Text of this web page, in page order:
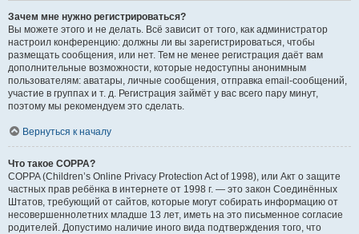
Зачем мне нужно регистрироваться?
Вы можете этого и не делать. Всё зависит от того, как администратор
настроил конференцию: должны ли вы зарегистрироваться, чтобы
размещать сообщения, или нет. Тем не менее регистрация даёт вам
дополнительные возможности, которые недоступны анонимным
пользователям: аватары, личные сообщения, отправка email-сообщений,
участие в группах и т. д. Регистрация займёт у вас всего пару минут,
поэтому мы рекомендуем это сделать.
Вернуться к началу
Что такое COPPA?
COPPA (Children’s Online Privacy Protection Act of 1998), или Акт о защите
частных прав ребёнка в интернете от 1998 г. — это закон Соединённых
Штатов, требующий от сайтов, которые могут собирать информацию от
несовершеннолетних младше 13 лет, иметь на это письменное согласие
родителей. Допустимо наличие иного вида подтверждения того, что